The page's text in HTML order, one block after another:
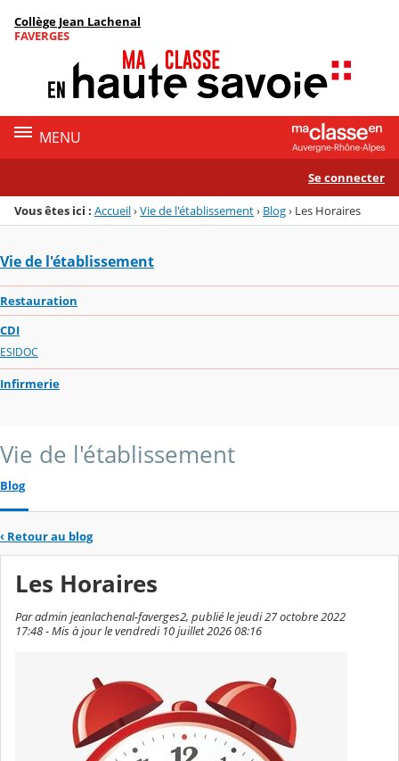
Menu de la rubrique
Contenu
Collège Jean Lachenal
FAVERGES
MENU
Se connecter
Vous êtes ici : Accueil›Vie de l'établissement› Blog› Les Horaires
Vie de l'établissement
Restauration
CDI
ESIDOC
Infirmerie
Vie de l'établissement
Blog
‹ Retour au blog
Les Horaires
Par admin jeanlachenal-faverges2, publié le jeudi 27 octobre 2022
17:48 - Mis à jour le vendredi 10 juillet 2026 08:16